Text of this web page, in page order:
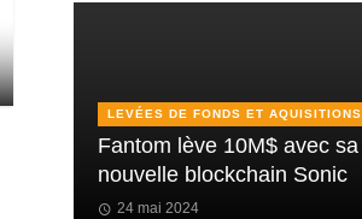
LEVÉES DE FONDS ET AQUISITIONS
Fantom lève 10M$ avec sa
nouvelle blockchain Sonic
24 mai 2024